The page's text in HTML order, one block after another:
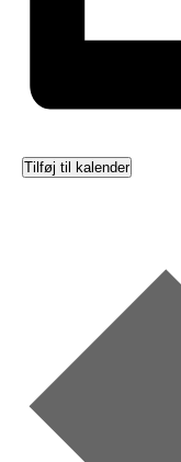
Tilføj til kalender